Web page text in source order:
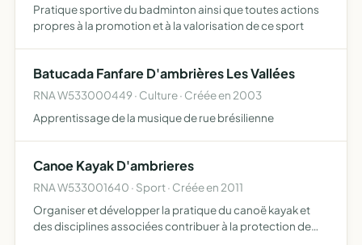
Pratique sportive du badminton ainsi que toutes actions
propres à la promotion et à la valorisation de ce sport
Batucada Fanfare D'ambrières Les Vallées
RNA W533000449 · Culture · Créée en 2003
Apprentissage de la musique de rue brésilienne
Canoe Kayak D'ambrieres
RNA W533001640 · Sport · Créée en 2011
Organiser et développer la pratique du canoë kayak et
des disciplines associées contribuer à la protection de